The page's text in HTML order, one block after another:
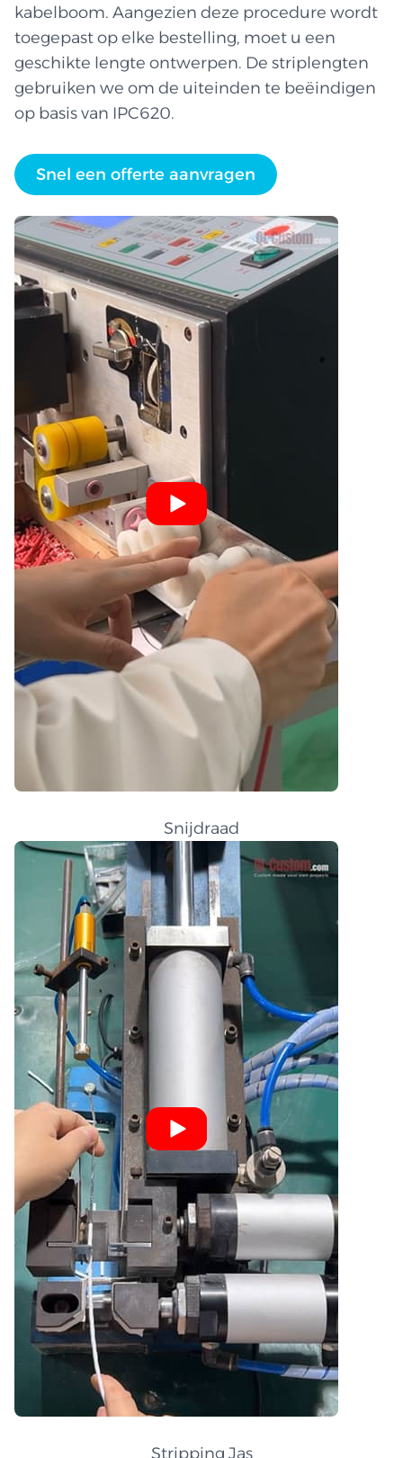
kabelboom. Aangezien deze procedure wordt
toegepast op elke bestelling, moet u een
geschikte lengte ontwerpen. De striplengten
gebruiken we om de uiteinden te beëindigen
op basis van IPC620.
Snel een offerte aanvragen
Snijdraad
Stripping Jas